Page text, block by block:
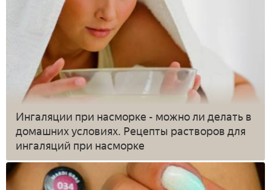
Ингаляции при насморке - можно ли делать в
домашних условиях. Рецепты растворов для
ингаляций при насморке